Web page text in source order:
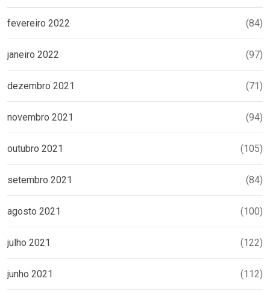
fevereiro 2022 (84)
janeiro 2022 (97)
dezembro 2021 (71)
novembro 2021 (94)
outubro 2021 (105)
setembro 2021 (84)
agosto 2021 (100)
julho 2021 (122)
junho 2021 (112)